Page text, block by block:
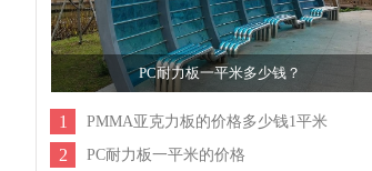
PC耐力板一平米多少钱？
1 PMMA亚克力板的价格多少钱1平米
2 PC耐力板一平米的价格